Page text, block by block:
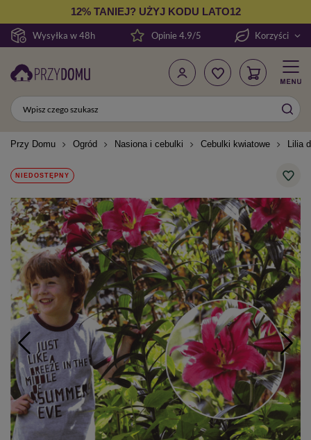
Wysyłka w 48h
12% TANIEJ? UŻYJ KODU LATO12
Opinie 4.9/5 Korzyści
Przy Domu Ogród Nasiona i cebulki Cebulki kwiatowe Lilia
NIEDOSTĘPNY